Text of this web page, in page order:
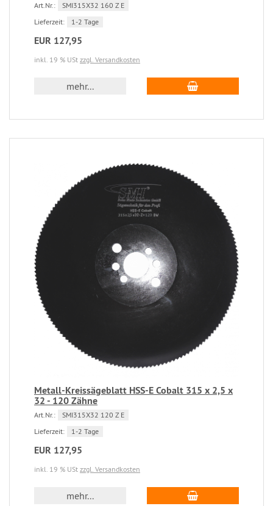
Art.Nr.:
SMI315X32 160 Z E
Lieferzeit:
1-2 Tage
EUR 127,95
inkl. 19 % USt zzgl. Versandkosten
mehr...
Metall-Kreissägeblatt HSS-E Cobalt 315 x 2,5 x
32 - 120 Zähne
Art.Nr.:
SMI315X32 120 Z E
Lieferzeit:
1-2 Tage
EUR 127,95
inkl. 19 % USt zzgl. Versandkosten
mehr...